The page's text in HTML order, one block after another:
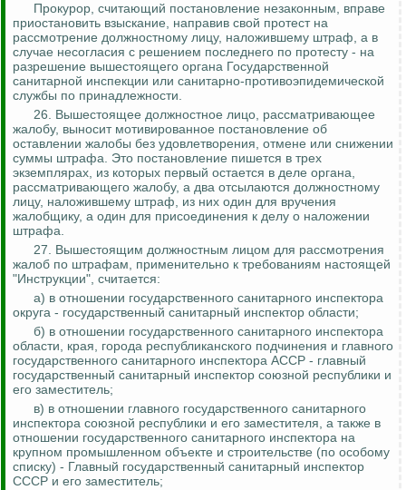
Прокурор, считающий постановление незаконным, вправе
приостановить взыскание, направив свой протест на
рассмотрение должностному лицу, наложившему штраф, а в
случае несогласия с решением последнего по протесту - на
разрешение вышестоящего органа Государственной
санитарной инспекции или санитарно-противоэпидемической
службы по принадлежности.
26. Вышестоящее должностное лицо, рассматривающее
жалобу, выносит мотивированное постановление об
оставлении жалобы без удовлетворения, отмене или снижении
суммы штрафа. Это постановление пишется в трех
экземплярах, из которых первый остается в деле органа,
рассматривающего жалобу, а два отсылаются должностному
лицу, наложившему штраф, из них один для вручения
жалобщику, а один для присоединения к делу о наложении
штрафа.
27. Вышестоящим должностным лицом для рассмотрения
жалоб по штрафам, применительно к требованиям настоящей
"Инструкции", считается:
а) в отношении государственного санитарного инспектора
округа - государственный санитарный инспектор области;
б) в отношении государственного санитарного инспектора
области, края, города республиканского подчинения и главного
государственного санитарного инспектора АССР - главный
государственный санитарный инспектор союзной республики и
его заместитель;
в) в отношении главного государственного санитарного
инспектора союзной республики и его заместителя, а также в
отношении государственного санитарного инспектора на
крупном промышленном объекте и строительстве (по особому
списку) - Главный государственный санитарный инспектор
СССР и его заместитель;